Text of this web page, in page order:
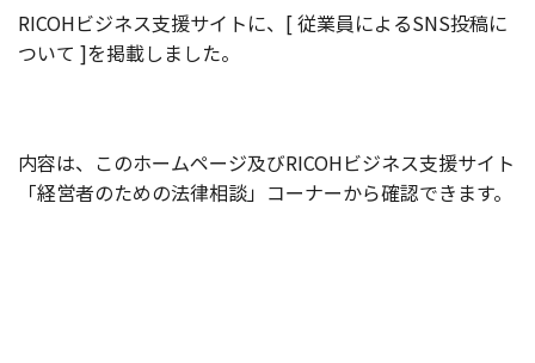
RICOHビジネス支援サイトに、[ 従業員によるSNS投稿に
ついて ]を掲載しました。
内容は、このホームページ及びRICOHビジネス支援サイト
「経営者のための法律相談」コーナーから確認できます。